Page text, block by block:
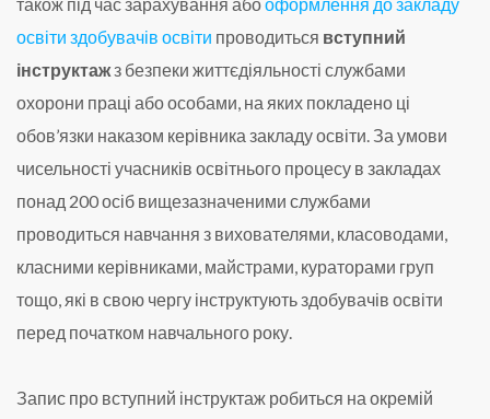
освіти здобувачів освіти проводиться вступний
інструктажз безпеки життєдіяльності службами
охорони праці або особами, на яких покладено ці
обов’язки наказом керівника закладу освіти. За умови
чисельності учасників освітнього процесу в закладах
понад 200 осіб вищезазначеними службами
проводиться навчання з вихователями, класоводами,
класними керівниками, майстрами, кураторами груп
тощо, які в свою чергу інструктують здобувачів освіти
перед початком навчального року.
Запис про вступний інструктаж робиться на окремій